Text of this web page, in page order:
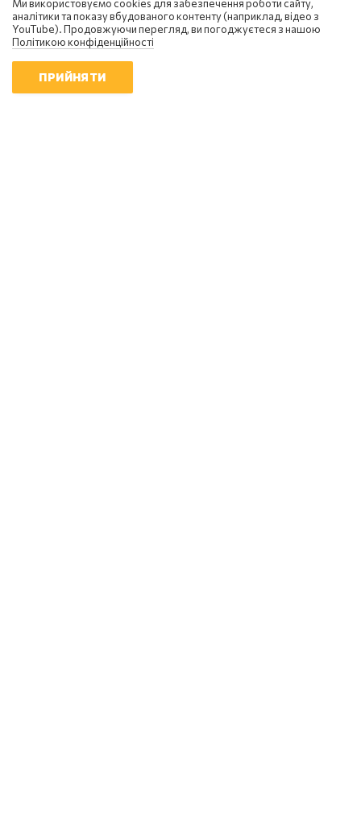
Ми використовуємо cookies для забезпечення роботи сайту,
аналітики та показу вбудованого контенту (наприклад, відео з
YouTube). Продовжуючи перегляд, ви погоджуєтеся з нашою
Політикою конфіденційності
ПРИЙНЯТИ